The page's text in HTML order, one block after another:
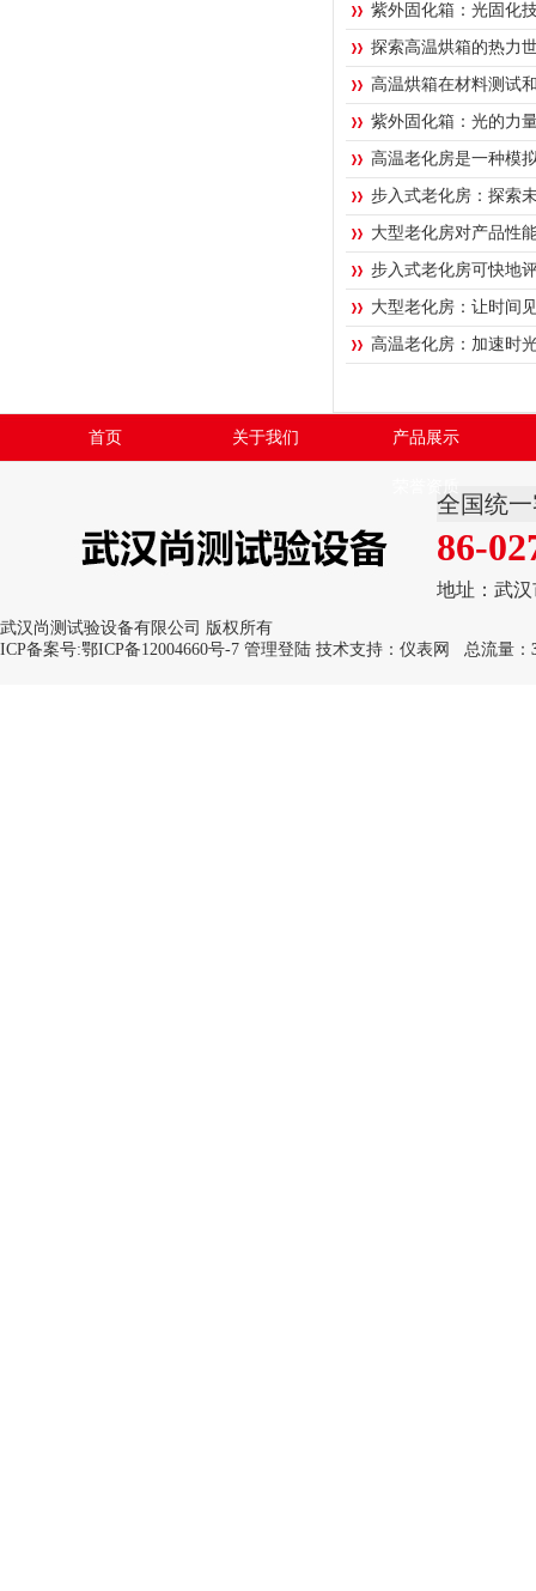
紫外固化箱：光固化
探索高温烘箱的热力
高温烘箱在材料测试
紫外固化箱：光的力
高温老化房是一种模
步入式老化房：探索
大型老化房对产品性
步入式老化房可快地
大型老化房：让时间
高温老化房：加速时
首页 关于我们 产品展示
全国统
86-
地址：武
武汉尚测试验设备有限公司 版权所有
ICP备案号:鄂ICP备12004660号-7 管理登陆 技术支持： 仪表网 总流量：